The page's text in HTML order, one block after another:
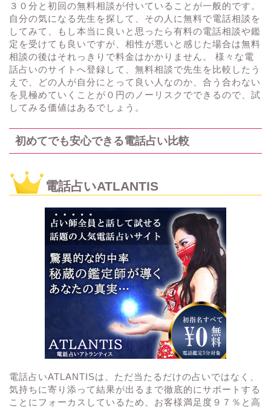
３０分と初回の無料相談が付いていることが一般的です。
自分の気になる先生を探して、その人に無料で電話相談を
してみて、もし本当に良いと思ったら有料の電話相談や鑑
定を受けても良いですが、相性が悪いと感じた場合は無料
相談の後はそれっきりで料金はかかりません。 様々な電
話占いのサイトへ登録して、無料相談で先生を比較したう
えで、どの人が自分にとって良い人なのか、合う合わない
を見極めていくことが０円のノーリスクでできるので、試
してみる価値はあるでしょう。
初めてでも安心できる電話占い比較
電話占いATLANTIS
電話占いATLANTISは、ただ当たるだけの占いではなく、
気持ちに寄り添って結果が出るまで徹底的にサポートする
ことにフォーカスしているため、お客様満足度９７％と高